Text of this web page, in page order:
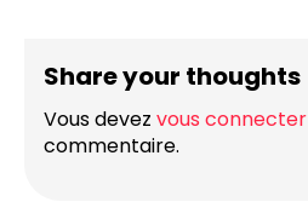
Share your thoughts
Vous devez vous connecter
commentaire.